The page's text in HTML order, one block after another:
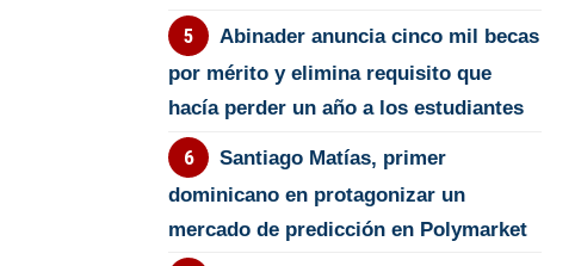
Abinader anuncia cinco mil becas
por mérito y elimina requisito que
hacía perder un año a los estudiantes
Santiago Matías, primer
dominicano en protagonizar un
mercado de predicción en Polymarket